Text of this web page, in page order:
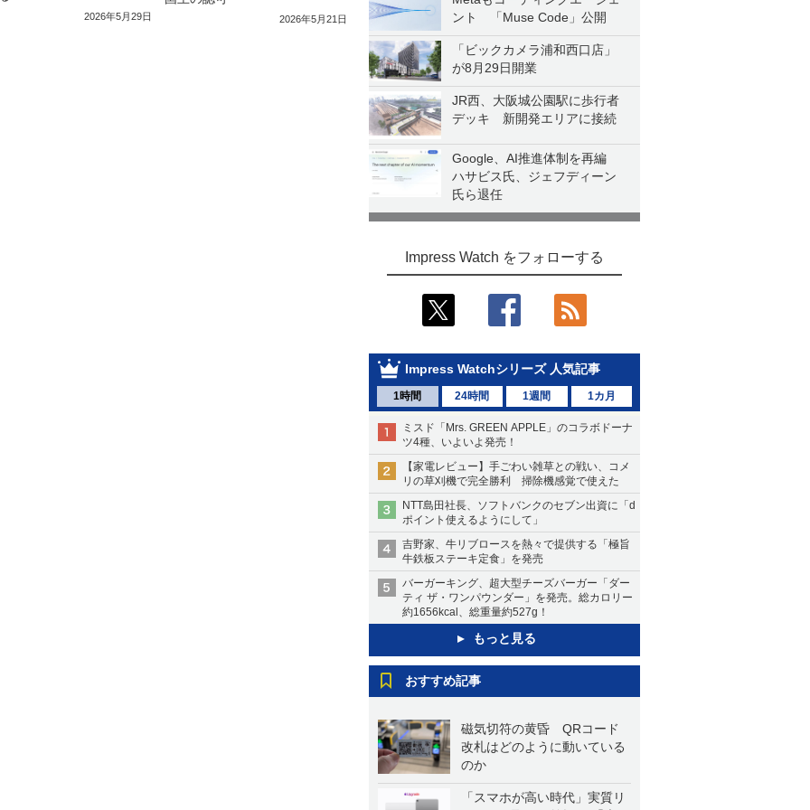
ント 「Muse Code」公開
「ビックカメラ浦和西口店」
が8月29日開業
JR西、大阪城公園駅に歩行者
デッキ 新開発エリアに接続
Google、AI推進体制を再編
ハサビス氏、ジェフディーン
氏ら退任
Impress Watch をフォローする
Impress Watchシリーズ 人気記事
1時間 24時間 1週間 1カ月
ミスド「Mrs. GREEN APPLE」のコラボドーナ
ツ4種、いよいよ発売！
【家電レビュー】手ごわい雑草との戦い、コメ
リの草刈機で完全勝利 掃除機感覚で使えた
NTT島田社長、ソフトバンクのセブン出資に「d
ポイント使えるようにして」
吉野家、牛リブロースを熱々で提供する「極旨
牛鉄板ステーキ定食」を発売
バーガーキング、超大型チーズバーガー「ダー
ティ ザ・ワンパウンダー」を発売。総カロリー
約1656kcal、総重量約527g！
もっと見る
おすすめ記事
磁気切符の黄昏 QRコード
改札はどのように動いている
のか
「スマホが高い時代」実質リ
2026年5月29日 2026年5月21日